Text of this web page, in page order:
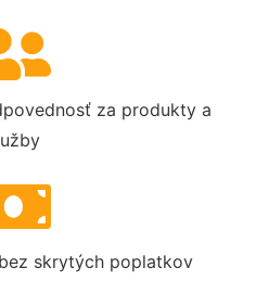
za produkty a
skrytých poplatkov